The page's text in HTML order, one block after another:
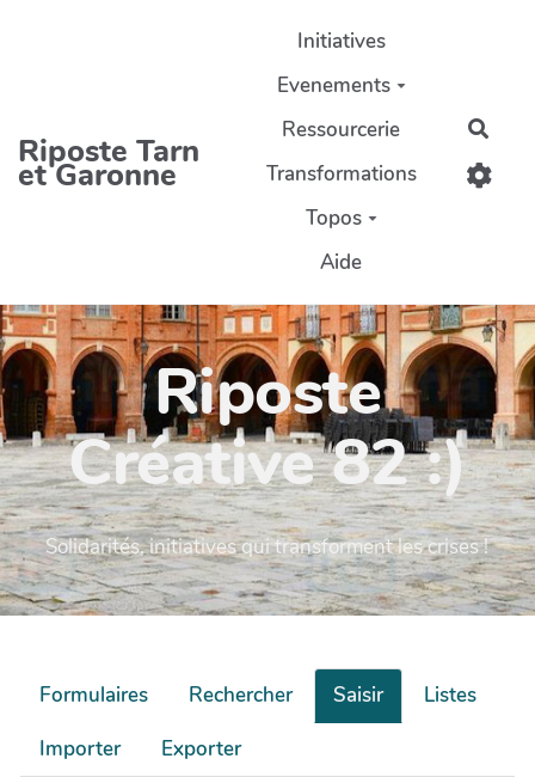
Riposte Tarn
et Garonne
Initiatives
Evenements
Ressourcerie
Transformations
Topos
Aide
Riposte
Créative 82 :)
Solidarités, initiatives qui transforment les crises !
Formulaires Rechercher Saisir
Listes
Importer
Exporter